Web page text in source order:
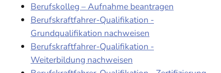
Berufskolleg – Aufnahme beantragen
Berufskraftfahrer-Qualifikation -
Grundqualifikation nachweisen
Berufskraftfahrer-Qualifikation -
Weiterbildung nachweisen